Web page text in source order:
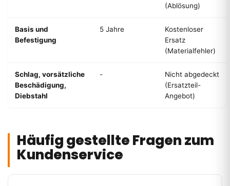
(Ablösung)
Basis und
Befestigung
5 Jahre
Kostenloser
Ersatz
(Materialfehler)
Schlag, vorsätzliche
Beschädigung,
Diebstahl
-
Nicht abgedeckt
(Ersatzteil-
Angebot)
Häufig gestellte Fragen zum
Kundenservice